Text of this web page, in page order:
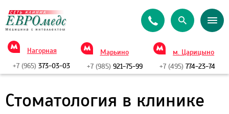
Нагорная
+7 (965) 373-03-03
Марьино
+7 (985)921-75-99
м. Царицыно
+7 (495) 774-23-74
Стоматология в клинике